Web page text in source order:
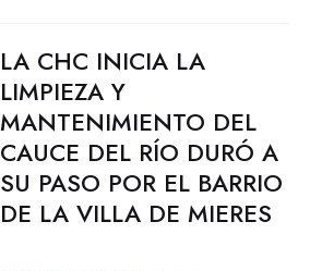
LA CHC INICIA LA
LIMPIEZA Y
MANTENIMIENTO DEL
CAUCE DEL RÍO DURÓ A
SU PASO POR EL BARRIO
DE LA VILLA DE MIERES